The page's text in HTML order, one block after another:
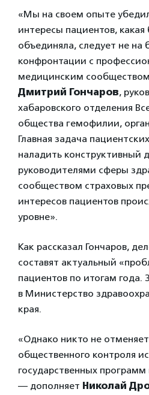
«Мы на своем опыте
интересы пациентов,
объединяла, следует не на
конфронтации с
медицинским
Дмитрий Гончаров,
хабаровского отделения
общества гемофилии,
Главная задача
наладить конструктивный
руководителями сферы
сообществом страховых
интересов пациентов
уровне».
Как рассказал Гончаров,
составят актуальный
пациентов по итогам года.
в Министерство
края.
«Однако никто не
общественного контроля
государственных
— дополняет Николай